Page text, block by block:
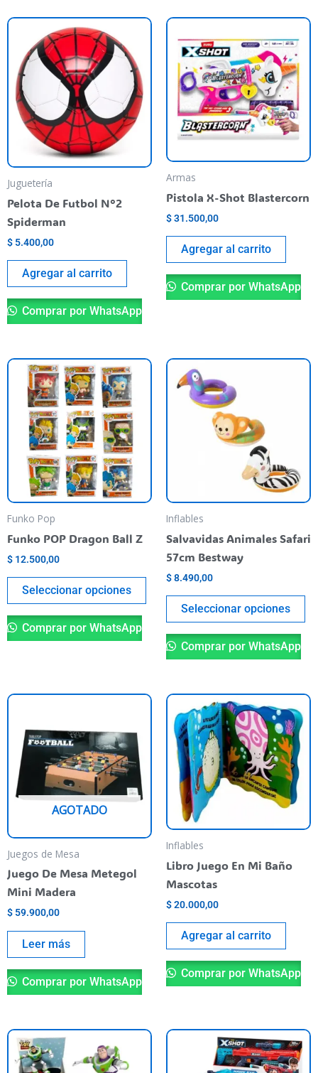
Juguetería
Pelota De Futbol N°2
Spiderman
$ 5.400,00
Agregar al carrito
Comprar por WhatsApp
Armas
Pistola X-Shot Blastercorn
$31.500,00
Agregar al carrito
Comprar por WhatsApp
Funko Pop
Funko POP Dragon Ball Z
$ 12.500,00
Seleccionar opciones
Este
producto
se
pueden
elegir
del
producto
Comprar por WhatsApp
Inflables
Salvavidas Animales Safari
57cm Bestway
$8.490,00
Seleccionar opciones
se
Comprar por WhatsApp
AGOTADO
Juegos de Mesa
Juego De Mesa Metegol
Mini Madera
$ 59.900,00
Leer más
Comprar por WhatsApp
Inflables
Libro Juego En Mi Baño
Mascotas
$20.000,00
Agregar al carrito
Comprar por WhatsApp